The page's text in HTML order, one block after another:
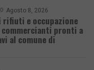
Agosto 8, 2026
rifiuti e occupazione
pronti a
al comune di